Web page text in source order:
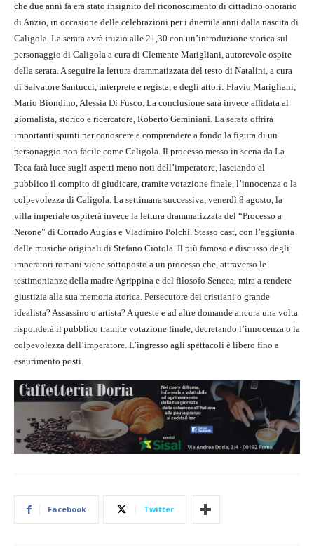
che due anni fa era stato insignito del riconoscimento di cittadino onorario
di Anzio, in occasione delle celebrazioni per i duemila anni dalla nascita di
Caligola. La serata avrà inizio alle 21,30 con un’introduzione storica sul
personaggio di Caligola a cura di Clemente Marigliani, autorevole ospite
della serata. A seguire la lettura drammatizzata del testo di Natalini, a cura
di Salvatore Santucci, interprete e regista, e degli attori: Flavio Marigliani,
Mario Biondino, Alessia Di Fusco. La conclusione sarà invece affidata al
giornalista, storico e ricercatore, Roberto Geminiani. La serata offrirà
importanti spunti per conoscere e comprendere a fondo la figura di un
personaggio non facile come Caligola. Il processo messo in scena da La
Teca farà luce sugli aspetti meno noti dell’imperatore, lasciando al
pubblico il compito di giudicare, tramite votazione finale, l’innocenza o la
colpevolezza di Caligola. La settimana successiva, venerdì 8 agosto, la
villa imperiale ospiterà invece la lettura drammatizzata del “Processo a
Nerone” di Corrado Augias e Vladimiro Polchi. Stesso cast, con l’aggiunta
delle musiche originali di Stefano Ciotola. Il più famoso e discusso degli
imperatori romani viene sottoposto a un processo che, attraverso le
testimonianze della madre Agrippina e del filosofo Seneca, mira a rendere
giustizia alla sua memoria storica. Persecutore dei cristiani o grande
idealista? Assassino o artista? A queste e ad altre domande ancora una volta
risponderà il pubblico tramite votazione finale, decretando l’innocenza o la
colpevolezza dell’imperatore. L’ingresso agli spettacoli è libero fino a
esaurimento posti.
Facebook Twitter